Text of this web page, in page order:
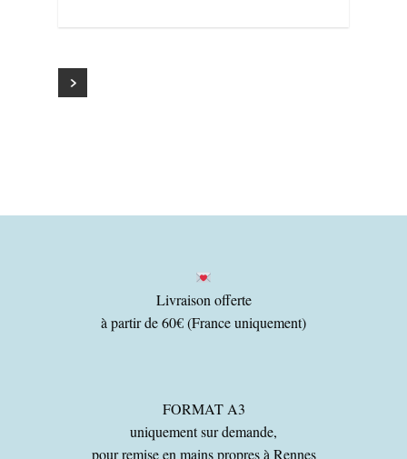
Livraison offerte
à partir de 60€ (France uniquement)
FORMAT A3
uniquement sur demande,
pour remise en mains propres à Rennes